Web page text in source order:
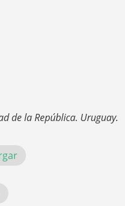
de la República. Uruguay.